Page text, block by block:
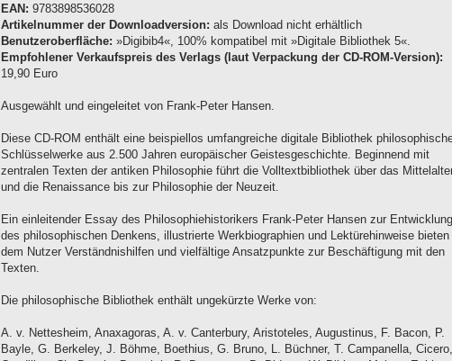
EAN: 9783898536028
Artikelnummer der Downloadversion: als Download nicht erhältlich
Benutzeroberfläche: »Digibib4«, 100% kompatibel mit »Digitale Bibliothek 5«.
Empfohlener Verkaufspreis des Verlags (laut Verpackung der CD-ROM-Version):
19,90 Euro
Ausgewählt und eingeleitet von Frank-Peter Hansen.
Diese CD-ROM enthält eine beispiellos umfangreiche digitale Bibliothek
Schlüsselwerke aus 2.500 Jahren europäischer Geistesgeschichte. Beginnend mit
zentralen Texten der antiken Philosophie führt die Volltextbibliothek über das
und die Renaissance bis zur Philosophie der Neuzeit.
Ein einleitender Essay des Philosophiehistorikers Frank-Peter Hansen zur Entwicklung
des philosophischen Denkens, illustrierte Werkbiographien und Lektürehinweise bieten
dem Nutzer Verständnishilfen und vielfältige Ansatzpunkte zur Beschäftigung mit den
Texten.
Die philosophische Bibliothek enthält ungekürzte Werke von:
A. v. Nettesheim, Anaxagoras, A. v. Canterbury, Aristoteles, Augustinus, F. Bacon, P.
Bayle, G. Berkeley, J. Böhme, Boethius, G. Bruno, L. Büchner, T. Campanella, Cicero,